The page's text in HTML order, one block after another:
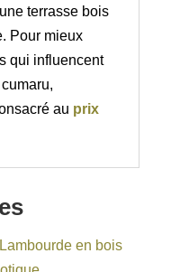
terrasse bois
Pour mieux
qui influencent
au prix